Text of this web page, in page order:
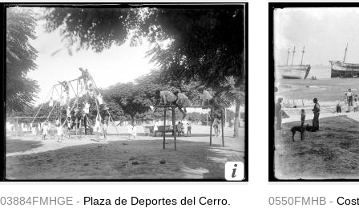
03884FMHGE - Plaza de Deportes del Cerro. 0550FMHB -